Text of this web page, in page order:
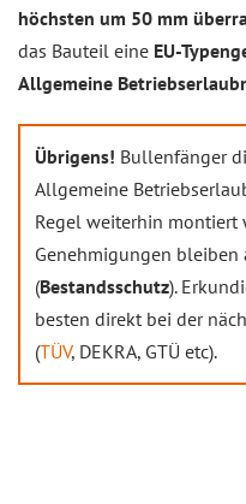
höchsten um 50 mm
das Bauteil eine EU-
Allgemeine
Übrigens! Bullenfänger
Allgemeine
Regel weiterhin montiert
Genehmigungen
(Bestandsschutz).
besten direkt bei der
(TÜV, DEKRA, GTÜ etc).